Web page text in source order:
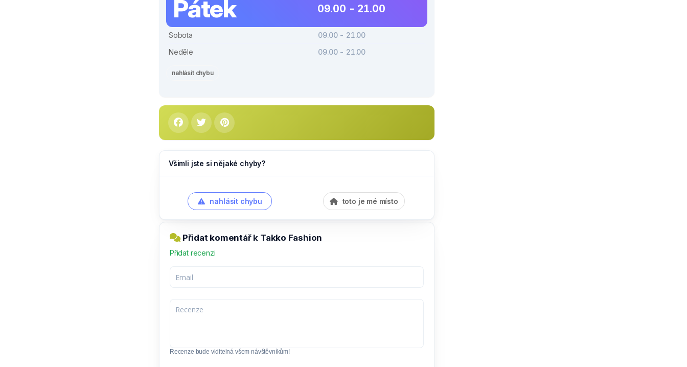
Pátek 09.00 - 21.00
Sobota
09.00 - 21.00
Neděle
09.00 - 21.00
nahlásit chybu
Všimli jste si nějaké chyby?
nahlásit chybu toto je mé místo
Přidat komentář k Takko Fashion
Přidat recenzi
Recenze bude viditelná všem návštěvníkům!